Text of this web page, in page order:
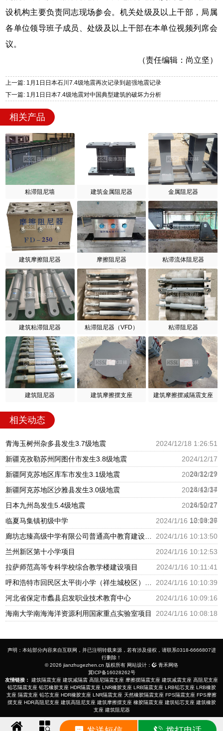
设机构主要负责同志现场参会。机关处级及以上干部，局属
各单位领导班子成员、处级及以上干部在本单位视频列席会
议。
（责任编辑：尚立坚）
上一篇: 1月1日日本石川7.4级地震再次记录到超强地震记录
下一篇: 1月1日日本7.4级地震对中国典型建筑的破坏力分析
相关产品
粘滞阻尼墙 建筑金属阻尼器 金属阻尼器
建筑摩擦阻尼器 摩擦阻尼器 粘滞流体阻尼器
建筑粘滞阻尼器 粘滞阻尼器（VFD） 粘滞阻尼器
建筑阻尼器 建筑摩擦摆支座 建筑摩擦摆减隔震支座
相关动态
青海玉树州杂多县发生3.7级地震
2024/12/18 1:26:51
新疆克孜勒苏州阿图什市发生3.8级地震
2024/12/17
20:32:29
新疆阿克苏地区库车市发生3.1级地震
2024/12/17
18:43:34
新疆阿克苏地区沙雅县发生3.0级地震
2024/12/17
16:50:27
日本九州岛发生5.4级地震
2024/12/17
12:09:36
临夏马集镇初级中学
2024/1/16 10:14:27
廊坊志臻高级中学有限公司普通高中教育建设项目 2024/1/16 10:13:50
兰州新区第十小学项目
2024/1/16 10:12:53
拉萨师范高等专科学校综合教学楼建设项目
2024/1/16 10:11:41
呼和浩特市回民区太平街小学（祥生城校区）建设项目 2024/1/16 10:10:39
河北省保定市蠡县启发职业技术教育中心
2024/1/16 10:09:16
海南大学南海海洋资源利用国家重点实验室项目
2024/1/16 10:08:18
声明：本站部分内容来自互联网，并已注明转载来源，若有涉及侵权，请联系0318-6666807进
行删除！
© 2026 jianzhugezhen.cn 版权所有 网站设计：
青禾网络
冀ICP备16028262号
友情链接：
建筑隔震支座 建筑减隔震 高阻尼隔震支座 摩擦摆隔震支座 建筑减震支座 高阻尼支座
铅芯隔震支座 铅芯橡胶支座 HDR隔震支座 LNR橡胶支座 LRB隔震支座 LRB铅芯支座 LRB橡胶
支座 隔震支座 铅芯支座 HDR橡胶支座 LNR隔震支座 天然橡胶隔震支座 FPS隔震支座 FPS摩擦
摆支座 HDR高阻尼支座 建筑高阻尼支座 建筑摩擦摆支座 橡胶隔震支座 建筑铅芯支座 建筑橡胶
支座 建筑阻尼器